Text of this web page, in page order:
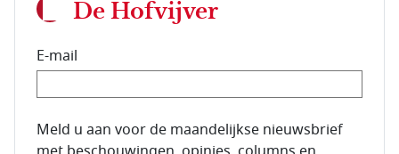
De Hofvijver
E-mail
E-mailadres van de abonnee.
Meld u aan voor de maandelijkse nieuwsbrief